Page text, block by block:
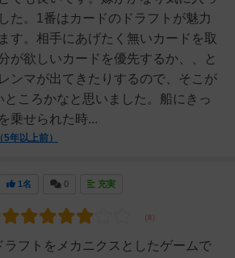
た。1番はカードのドラフトが魅力
す。相手にあげたく無いカードを取
が欲しいカードを優先するか、、と
ンマが出てきたりするので、そこが
ところかなと思いました。船にきっ
乗せられた時...
年以上前）
1名 0 充実
ラフトをメカニクスとしたゲームで